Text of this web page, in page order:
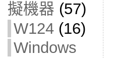
擬機器 (57)
W124(16)
Windows